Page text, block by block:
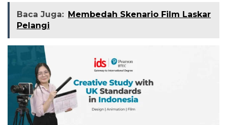
Baca Juga: Membedah Skenario Film Laskar
Pelangi